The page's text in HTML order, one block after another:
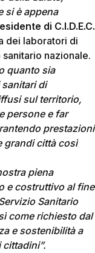
si è appena
di C.I.D.E.C.
dei laboratori di
nazionale.
quanto sia
di
sul territorio,
persone e far
prestazioni
grandi città così
piena
e costruttivo al fine
Sanitario
come richiesto dal
e sostenibilità a